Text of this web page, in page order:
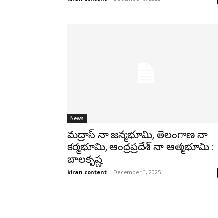
News
మద్రాస్ నా జన్మభూమి, తెలంగాణ నా
కర్మభూమి, ఆంద్రప్రదేశ్ నా ఆత్మభూమి :
బాలకృష్ణ
kiran content - December 3, 2025